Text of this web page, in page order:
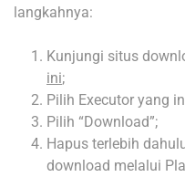
langkahnya:
Kunjungi situs
ini;
Pilih Executor yang
Pilih “Download”;
Hapus terlebih
download melalui